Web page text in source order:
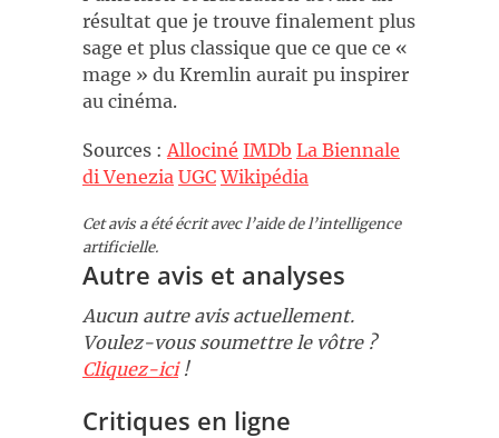
résultat que je trouve finalement plus
sage et plus classique que ce que ce «
mage » du Kremlin aurait pu inspirer
au cinéma.
Sources :Allociné IMDb La Biennale
di Venezia UGC Wikipédia
Cet avis a été écrit avec l’aide de l’intelligence
artificielle.
Autre avis et analyses
Aucun autre avis actuellement.
Voulez-vous soumettre le vôtre ?
Cliquez-ici!
Critiques en ligne